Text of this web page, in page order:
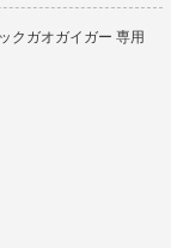
クガオガイガー 専用